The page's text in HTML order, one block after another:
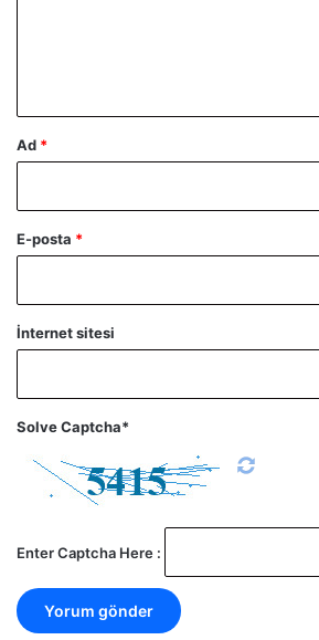
Ad *
E-posta *
İnternet sitesi
Solve Captcha*
Enter Captcha Here :